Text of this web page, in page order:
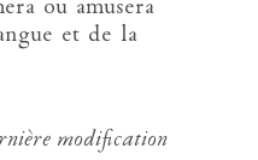
ou amusera
et de la
modification